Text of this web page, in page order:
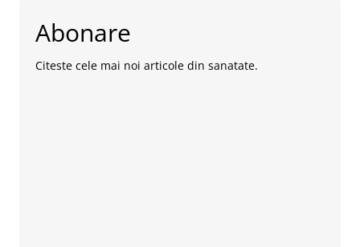
Abonare
Citeste cele mai noi articole din sanatate.